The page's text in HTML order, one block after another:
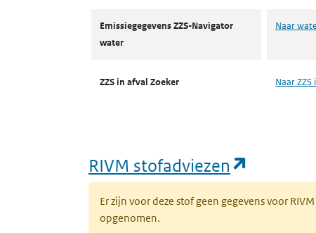
Emissiegegevens ZZS-Navigator
water
Naar
ZZS in afval Zoeker Naar
RIVM stofadviezen
Er zijn voor deze stof geen gegevens voor
opgenomen.